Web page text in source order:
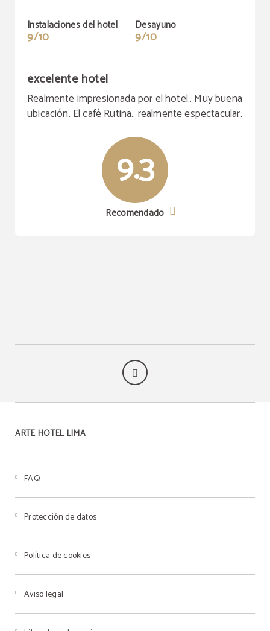
Instalaciones del hotel
9/10
Desayuno
9/10
excelente hotel
Realmente impresionada por el hotel.. Muy buena
ubicación. El café Rutina.. realmente espectacular.
9.3
Recomendado
ARTE HOTEL LIMA
FAQ
Protección de datos
Política de cookies
Aviso legal